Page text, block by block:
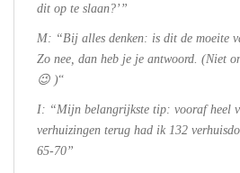
dit op te slaan?’”
M: “Bij alles denken: is dit de moeite
Zo nee, dan heb je je antwoord. (Niet
😉 )“
I: “Mijn belangrijkste tip: vooraf heel
verhuizingen terug had ik 132
65-70”